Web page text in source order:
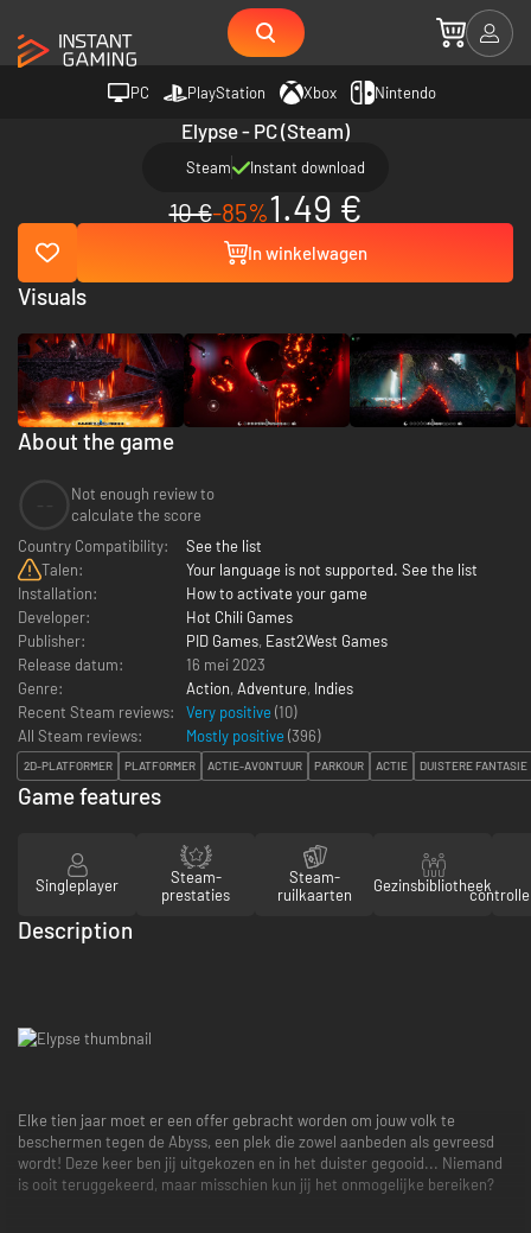
PC PlayStation Xbox Nintendo
Elypse - PC (Steam)
Steam Instant download
10 €-85%1.49 €
In winkelwagen
About the game
Not enough review to
calculate the score
Country Compatibility:
See the list
Talen:
Your language is not supported. See the list
Installation:
How to activate your game
Developer:
Hot Chili Games
Publisher:
PID Games, East2West Games
Release datum:
16 mei 2023
Genre:
Action, Adventure, Indies
Recent Steam reviews:
Very positive (10)
All Steam reviews:
Mostly positive (396)
2D-PLATFORMER PLATFORMER ACTIE-AVONTUUR PARKOUR ACTIE DUISTERE FANTASIE
Visuals
Game features
Singleplayer
Steam-
prestaties
Steam-
ruilkaarten
Gezinsbibliotheek
Description
Elke tien jaar moet er een offer gebracht worden om jouw volk te
beschermen tegen de Abyss, een plek die zowel aanbeden als gevreesd
wordt! Deze keer ben jij uitgekozen en in het duister gegooid... Niemand
is ooit teruggekeerd, maar misschien kun jij het onmogelijke bereiken?